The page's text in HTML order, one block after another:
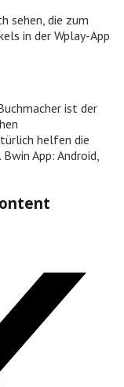
sehen, die zum
in der Wplay-App
ist der
helfen die
App: Android,